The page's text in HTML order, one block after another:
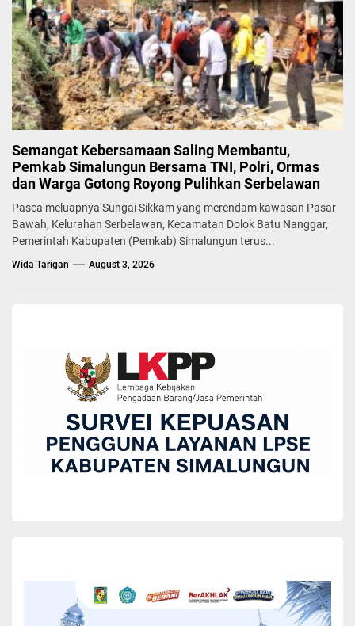
Semangat Kebersamaan Saling Membantu,
Pemkab Simalungun Bersama TNI, Polri, Ormas
dan Warga Gotong Royong Pulihkan Serbelawan
Pasca meluapnya Sungai Sikkam yang merendam kawasan Pasar
Bawah, Kelurahan Serbelawan, Kecamatan Dolok Batu Nanggar,
Pemerintah Kabupaten (Pemkab) Simalungun terus...
Wida Tarigan August 3, 2026
595 Peserta Ikuti MTQ Ke-52 Kabupaten
Simalungun Tahun 2026
Wida Tarigan May 19, 2026
kompetisi bergengsi ini semakin meriah dengan hadirnya 595
peserta unggulan yang telah terpilih menjadi utusan dari 32
kecamatan se-Kabupaten Simalungun, siap menampilkan